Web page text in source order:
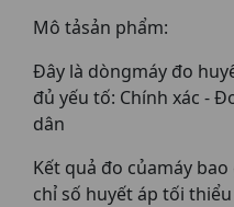
Mô tảsản phẩm:
Đây là dòngmáy đo
đủ yếu tố: Chính xác -
dân
Kết quả đo củamáy
chỉ số huyết áp tối